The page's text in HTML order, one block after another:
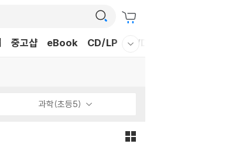
중고샵 eBook CD/LP DVD/BD
과학(초등5)